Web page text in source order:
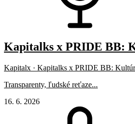
Kapitalks x PRIDE BB:
Kapitalx · Kapitalks x PRIDE BB:
Transparenty, ľudské reťaze...
16. 6. 2026